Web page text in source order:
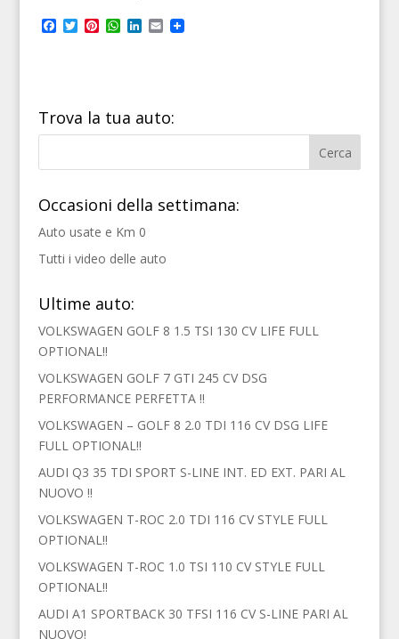
F
o
k
T
r
P
e
s
t
W
p
p
L
I
n
E
Trova la tua auto:
Occasioni della settimana:
Auto usate e Km 0
Tutti i video delle auto
Ultime auto:
VOLKSWAGEN GOLF 8 1.5 TSI 130 CV LIFE FULL
OPTIONAL!!
VOLKSWAGEN GOLF 7 GTI 245 CV DSG
PERFORMANCE PERFETTA !!
VOLKSWAGEN – GOLF 8 2.0 TDI 116 CV DSG LIFE
FULL OPTIONAL!!
AUDI Q3 35 TDI SPORT S-LINE INT. ED EXT. PARI AL
NUOVO !!
VOLKSWAGEN T-ROC 2.0 TDI 116 CV STYLE FULL
OPTIONAL!!
VOLKSWAGEN T-ROC 1.0 TSI 110 CV STYLE FULL
OPTIONAL!!
AUDI A1 SPORTBACK 30 TFSI 116 CV S-LINE PARI AL
NUOVO!